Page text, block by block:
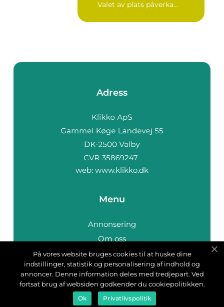
Valet av plats påverka...
Adress
web: www.klikko.dk
Menu
Annonsering
Om oss
Cookies
Kontakta oss
Sitemap
På vores website bruges cookies til at huske dine
indstillinger, statistik og personalisering af indhold og
annoncer. Denne information deles med tredjepart. Ved
fortsat brug af websiden godkender du cookiepolitikken.
Ok Privatlivspolitik